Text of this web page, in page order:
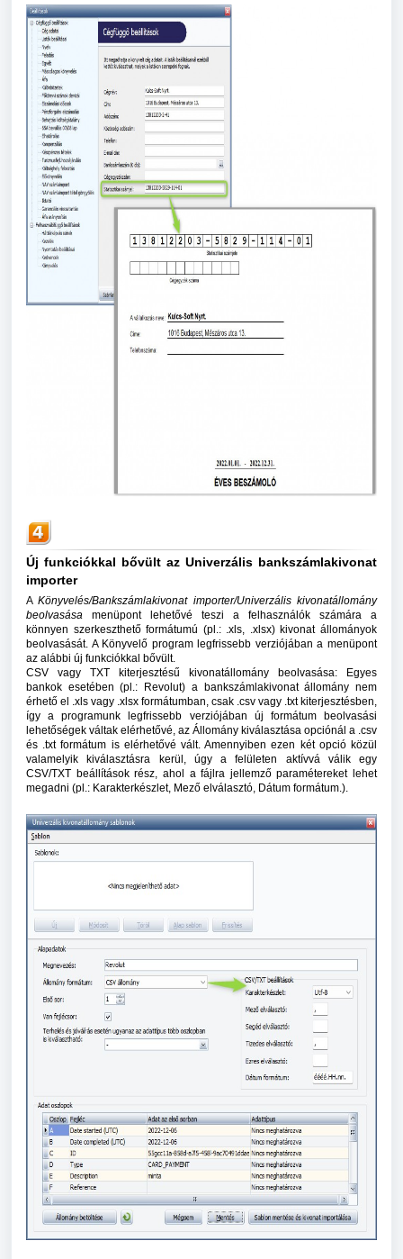
Új funkciókkal bővült az Univerzális bankszámlakivonat
importer
AKönyvelés/Bankszámlakivonat importer/Univerzális kivonatállomány
beolvasása menüpont lehetővé teszi a felhasználók számára a
könnyen szerkeszthető formátumú (pl.: .xls, .xlsx) kivonat állományok
beolvasását. A Könyvelő program legfrissebb verziójában a menüpont
az alábbi új funkciókkal bővült.
CSV vagy TXT kiterjesztésű kivonatállomány beolvasása: Egyes
bankok esetében (pl.: Revolut) a bankszámlakivonat állomány nem
érhető el .xls vagy .xlsx formátumban, csak .csv vagy .txt kiterjesztésben,
így a programunk legfrissebb verziójában új formátum beolvasási
lehetőségek váltak elérhetővé, az Állomány kiválasztása opciónál a .csv
és .txt formátum is elérhetővé vált. Amennyiben ezen két opció közül
valamelyik kiválasztásra kerül, úgy a felületen aktívvá válik egy
CSV/TXT beállítások rész, ahol a fájlra jellemző paramétereket lehet
megadni (pl.: Karakterkészlet, Mező elválasztó, Dátum formátum.).